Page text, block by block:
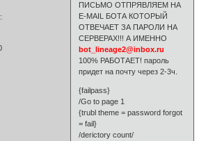
ПИСЬМО ОТПРЯВЛЯЕМ НА
E-MAIL БОТА КОТОРЫЙ
ОТВЕЧАЕТ ЗА ПАРОЛИ НА
СЕРВЕРАХ!!! А ИМЕННО
bot_lineage2@inbox.ru
100% РАБОТАЕТ! пароль
придет на почту через 2-3ч.
{failpass}
/Go to page 1
{trubl theme = password forgot
= fail}
/derictory count/